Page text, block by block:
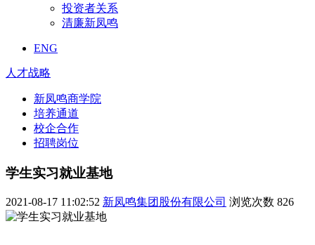
投资者关系
清廉新凤鸣
ENG
人才战略
新凤鸣商学院
培养通道
校企合作
招聘岗位
学生实习就业基地
2021-08-17 11:02:52 新凤鸣集团股份有限公司 浏览次数 826